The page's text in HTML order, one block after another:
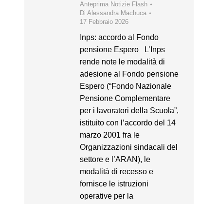
Anteprima Notizie Flash
DiAlessandra Machuca
17 Febbraio 2026
Inps: accordo al Fondo
pensione Espero L’Inps
rende note le modalità di
adesione al Fondo pensione
Espero (“Fondo Nazionale
Pensione Complementare
per i lavoratori della Scuola”,
istituito con l’accordo del 14
marzo 2001 fra le
Organizzazioni sindacali del
settore e l’ARAN), le
modalità di recesso e
fornisce le istruzioni
operative per la